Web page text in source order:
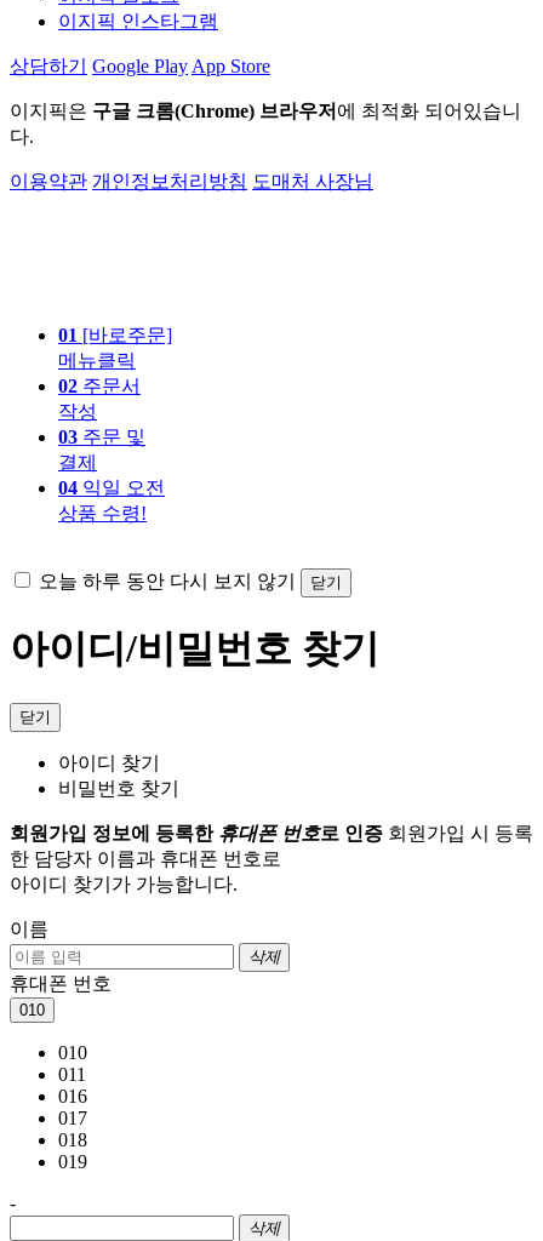
이지픽 인스타그램
상담하기 Google Play App Store
이지픽은 구글 크롬(Chrome) 브라우저 에 최적화 되어있습니
다.
이용약관 개인정보처리방침 도매처 사장님
01 [바로주문]
메뉴클릭
02 주문서
작성
03 주문 및
결제
04 익일 오전
상품 수령!
오늘 하루 동안 다시 보지 않기 닫기
아이디/비밀번호 찾기
닫기
아이디 찾기
비밀번호 찾기
회원가입 정보에 등록한 휴대폰 번호로 인증 회원가입 시 등록
한 담당자 이름과 휴대폰 번호로
아이디 찾기가 가능합니다.
이름
삭제
휴대폰 번호
010
010
011
016
017
018
019
-
삭제